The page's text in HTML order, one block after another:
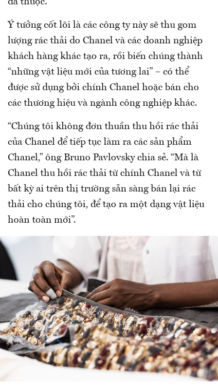
da thuộc.
Ý tưởng cốt lõi là các công ty này sẽ thu gom
lượng rác thải do Chanel và các doanh nghiệp
khách hàng khác tạo ra, rồi biến chúng thành
“những vật liệu mới của tương lai” – có thể
được sử dụng bởi chính Chanel hoặc bán cho
các thương hiệu và ngành công nghiệp khác.
“Chúng tôi không đơn thuần thu hồi rác thải
của Chanel để tiếp tục làm ra các sản phẩm
Chanel,” ông Bruno Pavlovsky chia sẻ. “Mà là
Chanel thu hồi rác thải từ chính Chanel và từ
bất kỳ ai trên thị trường sẵn sàng bán lại rác
thải cho chúng tôi, để tạo ra một dạng vật liệu
hoàn toàn mới”.